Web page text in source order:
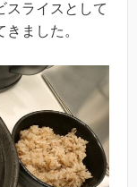
スライスとして
ました。